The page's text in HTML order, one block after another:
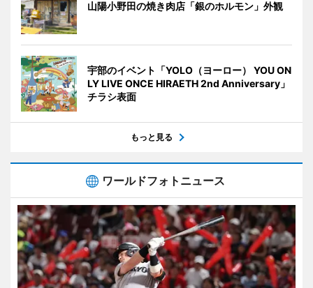
山陽小野田の焼き肉店「銀のホルモン」外観
宇部のイベント「YOLO（ヨーロー） YOU ON
LY LIVE ONCE HIRAETH 2nd Anniversary」
チラシ表面
もっと見る
ワールドフォトニュース